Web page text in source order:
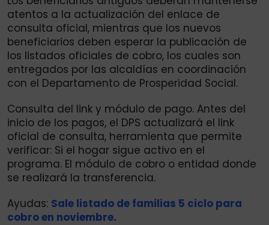
atentos a la actualización del enlace de
consulta oficial, mientras que los nuevos
beneficiarios deben esperar la publicación de
los listados oficiales de cobro, los cuales son
entregados por las alcaldías en coordinación
con el Departamento de Prosperidad Social.
Consulta del link y módulo de pago. Antes del
inicio de los pagos, el DPS actualizará el link
oficial de consulta, herramienta que permite
verificar: Si el hogar sigue activo en el
programa. El módulo de cobro o entidad donde
se realizará la transferencia.
Ayudas: Sale listado de familias 5 ciclo para
cobro en noviembre.